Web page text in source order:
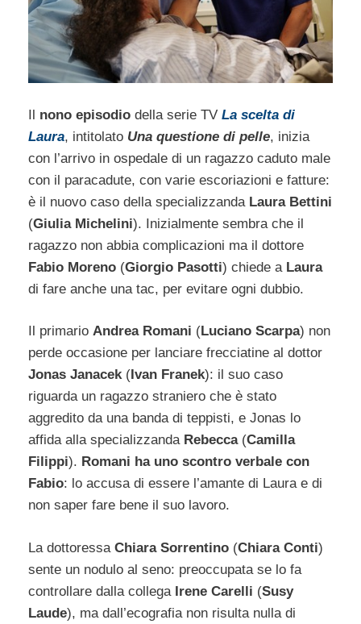
Il nono episodio della serie TV La scelta di
Laura, intitolato Una questione di pelle, inizia
con l’arrivo in ospedale di un ragazzo caduto male
con il paracadute, con varie escoriazioni e fatture:
è il nuovo caso della specializzanda Laura Bettini
(Giulia Michelini). Inizialmente sembra che il
ragazzo non abbia complicazioni ma il dottore
Fabio Moreno (Giorgio Pasotti) chiede a Laura
di fare anche una tac, per evitare ogni dubbio.
Il primario Andrea Romani (Luciano Scarpa) non
perde occasione per lanciare frecciatine al dottor
Jonas Janacek ( Ivan Franek): il suo caso
riguarda un ragazzo straniero che è stato
aggredito da una banda di teppisti, e Jonas lo
affida alla specializzanda Rebecca (Camilla
Filippi). Romani ha uno scontro verbale con
Fabio: lo accusa di essere l’amante di Laura e di
non saper fare bene il suo lavoro.
La dottoressa Chiara Sorrentino (Chiara Conti)
sente un nodulo al seno: preoccupata se lo fa
controllare dalla collega Irene Carelli (Susy
Laude), ma dall’ecografia non risulta nulla di